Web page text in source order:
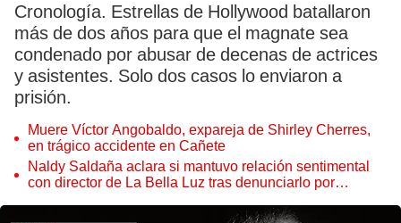
Cronología. Estrellas de Hollywood batallaron
más de dos años para que el magnate sea
condenado por abusar de decenas de actrices
y asistentes. Solo dos casos lo enviaron a
prisión.
Muere Víctor Angobaldo, expareja de Shirley Cherres,
en trágico accidente en Cañete
Naldy Saldaña aclara si mantuvo relación sentimental
con director de La Bella Luz tras denunciarlo por